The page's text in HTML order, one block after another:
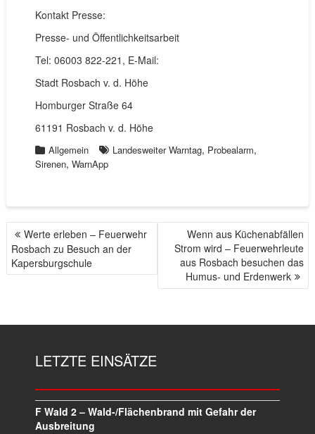
Kontakt Presse:
Presse- und Öffentlichkeitsarbeit
Tel: 06003 822-221, E-Mail:
Stadt Rosbach v. d. Höhe
Homburger Straße 64
61191 Rosbach v. d. Höhe
Allgemein Landesweiter Warntag, Probealarm,
Sirenen, WarnApp
B
E
I
A
Werte erleben – Feuerwehr
Rosbach zu Besuch an der
Kapersburgschule
Wenn aus Küchenabfällen
Strom wird – Feuerwehrleute
aus Rosbach besuchen das
Humus- und Erdenwerk
LETZTE EINSÄTZE
F Wald 2 – Wald-/Flächenbrand mit Gefahr der
Ausbreitung